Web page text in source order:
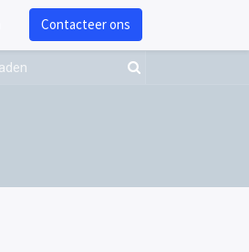
Contacteer ons